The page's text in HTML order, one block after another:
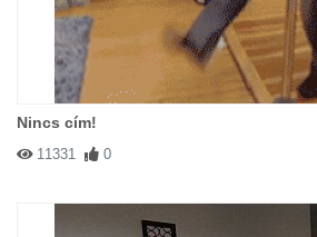
Nincs cím!
11331 0